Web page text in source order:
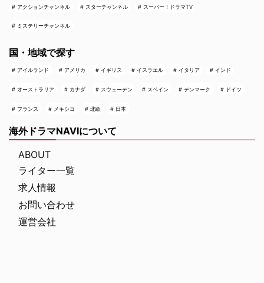
アクションチャンネル スターチャンネル スーパー！ドラマTV
ミステリーチャンネル
国・地域で探す
アイルランド アメリカ イギリス イスラエル イタリア インド
オーストラリア カナダ スウェーデン スペイン デンマーク ドイツ
フランス メキシコ 北欧 日本
海外ドラマNAVIについて
ABOUT
ライター一覧
求人情報
お問い合わせ
運営会社